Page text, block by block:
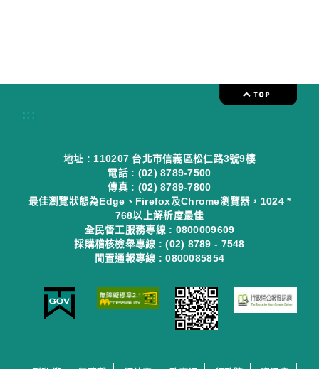
:::
地址 : 110207 台北市信義區松仁路3號9樓
電話 : (02) 8789-7500
傳真 : (02) 8789-7800
最佳瀏覽狀態為Edge、Firefox及Chrome瀏覽器，1024 *
768以上解析度最佳
全民督工服務專線 : 0800009609
採購稽核檢舉專線 : (02) 8789 - 7548
閒置通報專線 : 0800085854